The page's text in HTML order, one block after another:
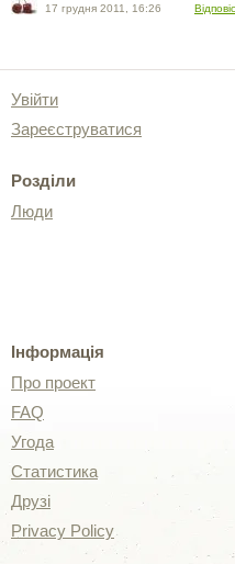
17 грудня 2011, 16:26
Увійти
Зареєструватися
Розділи
Люди
Інформація
Про проект
FAQ
Угода
Статистика
Друзі
Privacy Policy